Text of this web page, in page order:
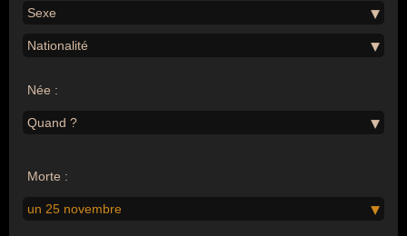
Sexe
Nationalité
Née :
Quand ?
Morte :
un 25 novembre